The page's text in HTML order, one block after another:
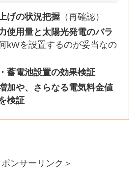
げの状況把握（再確認）
使用量と太陽光発電のバラ
kWを設置するのが妥当なの
蓄電池設置の効果検証
加や、さらなる電気料金値
検証
ポンサーリンク＞